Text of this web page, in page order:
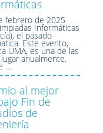
febrero de 2025
Informáticas
el pasado
Este evento,
UMA, es una de las
anualmente.
…
al mejor
Fin de
de